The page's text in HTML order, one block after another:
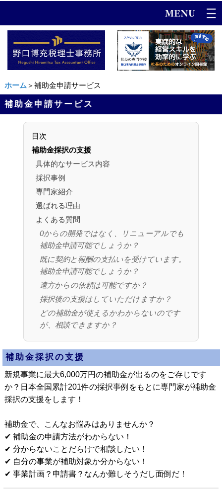
ホーム＞補助金申請サービス
補助金申請サービス
目次
補助金採択の支援
具体的なサービス内容
採択事例
専門家紹介
選ばれる理由
よくある質問
0からの開発ではなく、リニューアルでも
補助金申請可能でしょうか？
既に契約と報酬の支払いを受けています。
補助金申請可能でしょうか？
遠方からの依頼は可能ですか？
採択後の支援はしていただけますか？
どの補助金が使えるかわからないのです
が、相談できますか？
補助金採択の支援
新規事業に最大6,000万円の補助金が出るのをご存じです
か？日本全国累計201件の採択事例をもとに専門家が補助金
採択の支援をします！
補助金で、こんなお悩みはありませんか？
✔ 補助金の申請方法がわからない！
✔ 分からないことだらけで相談したい！
✔ 自分の事業が補助対象か分からない！
✔ 事業計画？申請書？なんか難しそうだし面倒だ！